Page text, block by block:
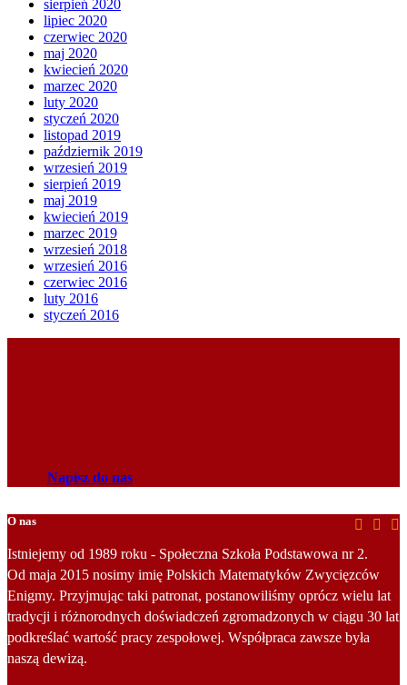
sierpień 2020
lipiec 2020
czerwiec 2020
maj 2020
kwiecień 2020
marzec 2020
luty 2020
styczeń 2020
listopad 2019
październik 2019
wrzesień 2019
sierpień 2019
maj 2019
kwiecień 2019
marzec 2019
wrzesień 2018
wrzesień 2016
czerwiec 2016
luty 2016
styczeń 2016
Napisz do nas
O nas
Istniejemy od 1989 roku - Społeczna Szkoła Podstawowa nr 2.
Od maja 2015 nosimy imię Polskich Matematyków Zwycięzców
Enigmy. Przyjmując taki patronat, postanowiliśmy oprócz wielu lat
tradycji i różnorodnych doświadczeń zgromadzonych w ciągu 30 lat
podkreślać wartość pracy zespołowej. Współpraca zawsze była
naszą dewizą.